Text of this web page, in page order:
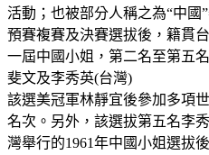
活動；也被部分人稱之為“中國
預賽複賽及決賽選拔後，籍貫
一屆中國小姐，第二名至第五
斐文及李秀英(台灣)
該選美冠軍林靜宜後參加多項
名次。另外，該選拔第五名李
灣舉行的1961年中國小姐選拔